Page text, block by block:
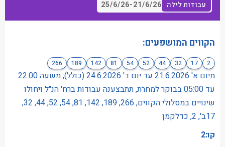
בִּקְלִיק
לִנְגִישׁוּת
הָאֲתָר.
עבודות לילה 21/6/26
-
25/6/26
הקווים המושפעים:
2
17
32
44
52
54
81
142
189
266
מיום א' 21.6.2026 עד יום ד' 24.6.2026 (כולל), משעה 22:00
עד 05:00 בבוקר למחרת, תתבצענה עבודות ברח' הנ"ל ויחולו
שינויים במסלולי הקווים, 266, 189, 142, 81, 54, 52, 44, 32,
17ב', 2, כדלקמן
קו:2